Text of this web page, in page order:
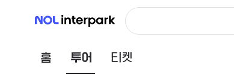
NOL 인터파크
홈 투어